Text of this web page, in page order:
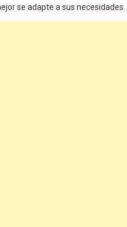
se adapte a sus necesidades.